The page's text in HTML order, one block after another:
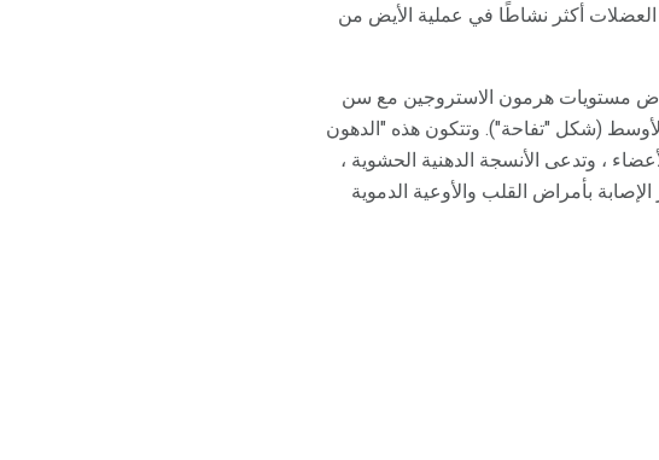
العضلات أكثر نشاطًا في عملية الأيض من
مستويات هرمون الاستروجين مع سن
(شكل "تفاحة"). وتتكون هذه "الدهون
، وتدعى الأنسجة الدهنية الحشوية ،
بأمراض القلب والأوعية الدموية